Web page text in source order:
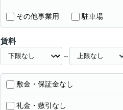
その他事業用 駐車場
賃料
～
敷金・保証金なし
礼金・敷引なし